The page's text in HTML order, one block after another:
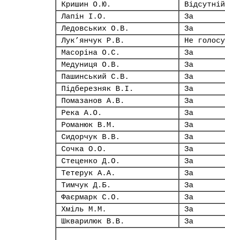
Кришин О.Ю.
Відсутній
Лапін І.О.
За
Ледовських О.В.
За
Лук’янчук Р.В.
Не
Масоріна О.С.
За
Медуниця О.В.
За
Пашинський С.В.
За
Підберезняк В.І.
За
Помазанов А.В.
За
Река А.О.
За
Романюк В.М.
За
Сидорчук В.В.
За
Сочка О.О.
За
Стеценко Д.О.
За
Тетерук А.А.
За
Тимчук Д.Б.
За
Фаєрмарк С.О.
За
Хміль М.М.
За
Шкварилюк В.В.
За